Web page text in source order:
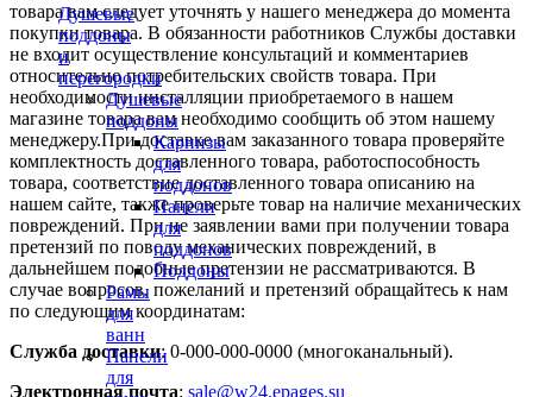
Душевые
поддоны
и
перегородки
Душевые
поддоны
Карнизы
для
поддонов
Панели
для
поддонов
Поддоны
Рамы
для
ванн
Панели
для
товара вам следует уточнять у нашего менеджера до момента
покупки товара. В обязанности работников Службы доставки
не входит осуществление консультаций и комментариев
относительно потребительских свойств товара. При
необходимости инсталляции приобретаемого в нашем
магазине товара вам необходимо сообщить об этом нашему
менеджеру.При доставке вам заказанного товара проверяйте
комплектность доставленного товара, работоспособность
товара, соответствие доставленного товара описанию на
нашем сайте, также проверьте товар на наличие механических
повреждений. При не заявлении вами при получении товара
претензий по поводу механических повреждений, в
дальнейшем подобные претензии не рассматриваются. В
случае вопросов, пожеланий и претензий обращайтесь к нам
по следующим координатам:
Служба доставки: 0-000-000-0000 (многоканальный).
Электронная почта: sale@w24.epages.su